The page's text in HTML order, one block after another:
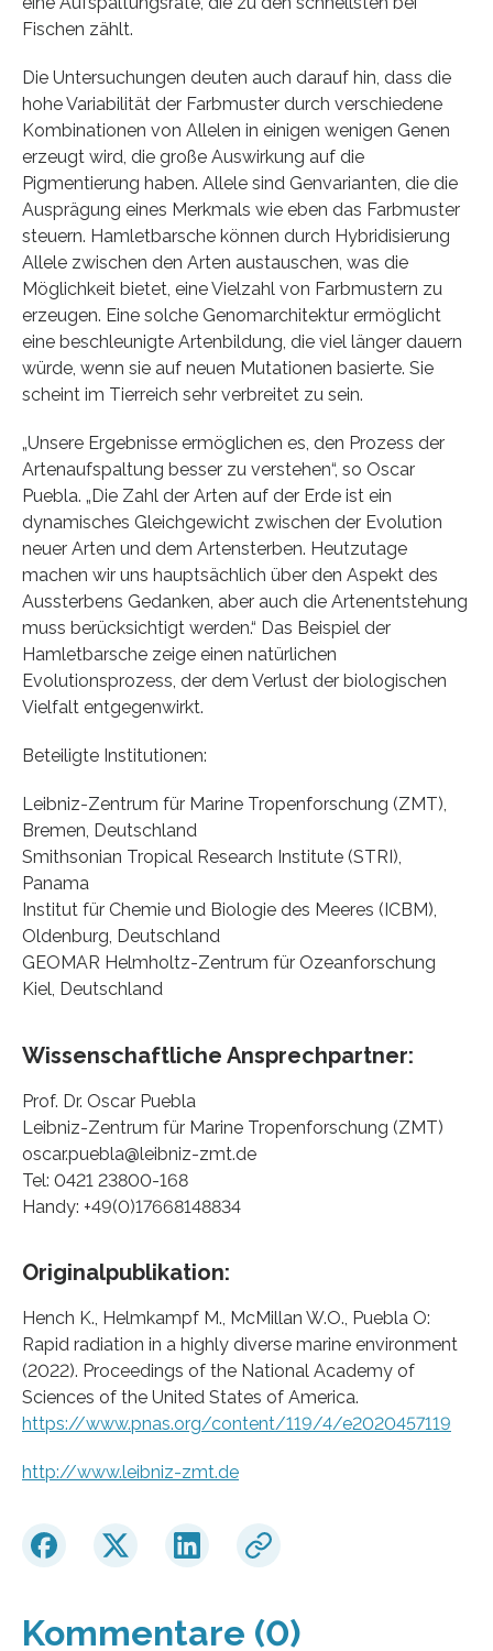
Fischen zählt.
Die Untersuchungen deuten auch darauf hin, dass die
hohe Variabilität der Farbmuster durch verschiedene
Kombinationen von Allelen in einigen wenigen Genen
erzeugt wird, die große Auswirkung auf die
Pigmentierung haben. Allele sind Genvarianten, die die
Ausprägung eines Merkmals wie eben das Farbmuster
steuern. Hamletbarsche können durch Hybridisierung
Allele zwischen den Arten austauschen, was die
Möglichkeit bietet, eine Vielzahl von Farbmustern zu
erzeugen. Eine solche Genomarchitektur ermöglicht
eine beschleunigte Artenbildung, die viel länger dauern
würde, wenn sie auf neuen Mutationen basierte. Sie
scheint im Tierreich sehr verbreitet zu sein.
„Unsere Ergebnisse ermöglichen es, den Prozess der
Artenaufspaltung besser zu verstehen“, so Oscar
Puebla. „Die Zahl der Arten auf der Erde ist ein
dynamisches Gleichgewicht zwischen der Evolution
neuer Arten und dem Artensterben. Heutzutage
machen wir uns hauptsächlich über den Aspekt des
Aussterbens Gedanken, aber auch die Artenentstehung
muss berücksichtigt werden.“ Das Beispiel der
Hamletbarsche zeige einen natürlichen
Evolutionsprozess, der dem Verlust der biologischen
Vielfalt entgegenwirkt.
Beteiligte Institutionen:
Leibniz-Zentrum für Marine Tropenforschung (ZMT),
Bremen, Deutschland
Smithsonian Tropical Research Institute (STRI),
Panama
Institut für Chemie und Biologie des Meeres (ICBM),
Oldenburg, Deutschland
GEOMAR Helmholtz-Zentrum für Ozeanforschung
Kiel, Deutschland
Wissenschaftliche Ansprechpartner:
Prof. Dr. Oscar Puebla
Leibniz-Zentrum für Marine Tropenforschung (ZMT)
oscar.puebla@leibniz-zmt.de
Tel: 0421 23800-168
Handy: +49(0)17668148834
Originalpublikation:
Hench K., Helmkampf M., McMillan W.O., Puebla O:
Rapid radiation in a highly diverse marine environment
(2022). Proceedings of the National Academy of
Sciences of the United States of America.
https://www.pnas.org/content/119/4/e2020457119
http://www.leibniz-zmt.de
Kommentare (0)